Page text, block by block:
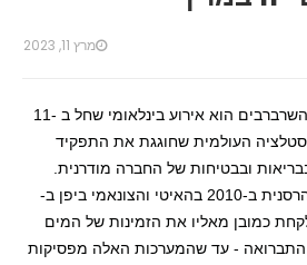
מרץ 11, 2023
יום האינסטלטורים או יום השרברבים הוא אירוע בינלאומי שחל ב -11
העולמית שחוגגת את התפקיד
ובבטיחות של החברה מודרנית.
בעקבות רעידת האדמה ההרסנית ב-2010 בהאיטי והצונאמי ביפן ב-
לקחת כמובן מאליו את הזמינות של המים
התברואה - עד שהמערכות האלה מפסיקות